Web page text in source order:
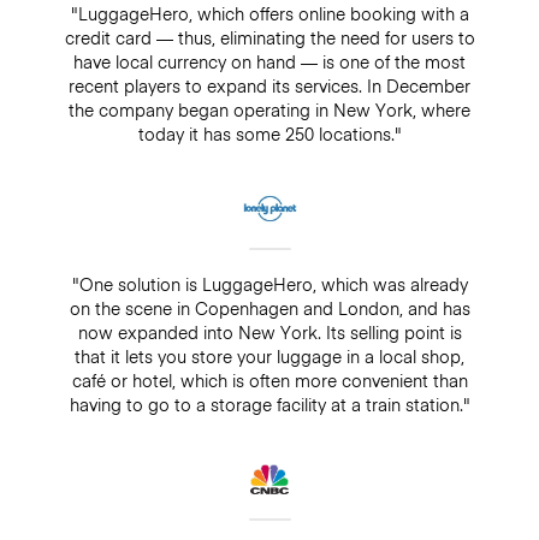
"LuggageHero, which offers online booking with a
credit card — thus, eliminating the need for users to
have local currency on hand — is one of the most
recent players to expand its services. In December
the company began operating in New York, where
today it has some 250 locations."
"One solution is LuggageHero, which was already
on the scene in Copenhagen and London, and has
now expanded into New York. Its selling point is
that it lets you store your luggage in a local shop,
café or hotel, which is often more convenient than
having to go to a storage facility at a train station."